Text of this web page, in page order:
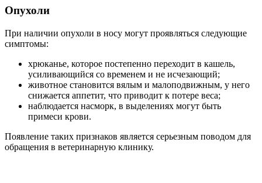
Опухоли
При наличии опухоли в носу могут проявляться следующие
симптомы:
хрюканье, которое постепенно переходит в кашель,
усиливающийся со временем и не исчезающий;
животное становится вялым и малоподвижным, у него
снижается аппетит, что приводит к потере веса;
наблюдается насморк, в выделениях могут быть
примеси крови.
Появление таких признаков является серьезным поводом для
обращения в ветеринарную клинику.